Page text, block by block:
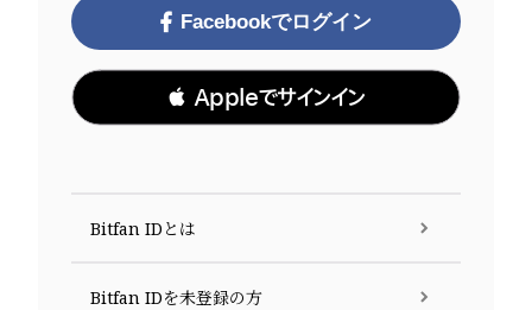
Facebookでログイン
 Appleでサインイン
Bitfan IDとは
Bitfan IDを未登録の方